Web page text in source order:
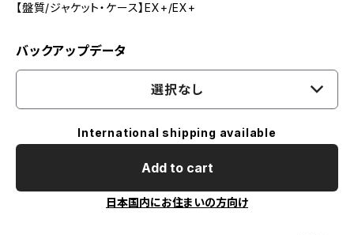
【盤質/ジャケット・ケース】EX+/EX+
バックアップデータ
選択なし
International shipping available
Add to cart
日本国内にお住まいの方向け